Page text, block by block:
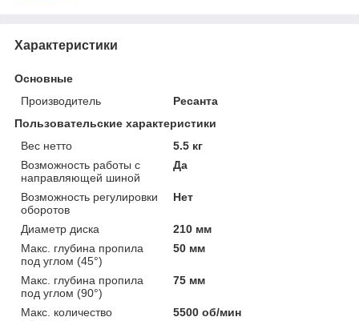
Характеристики
Основные
Производитель
Ресанта
Пользовательские характеристики
Вес нетто
5.5 кг
Возможность работы с
направляющей шиной
Да
Возможность регулировки
оборотов
Нет
Диаметр диска
210 мм
Макс. глубина пропила
под углом (45°)
50 мм
Макс. глубина пропила
под углом (90°)
75 мм
Макс. количество
5500 об/мин